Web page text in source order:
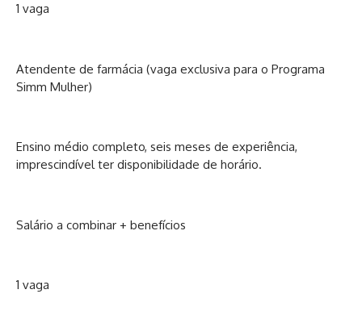
1 vaga
Atendente de farmácia (vaga exclusiva para o Programa
Simm Mulher)
Ensino médio completo, seis meses de experiência,
imprescindível ter disponibilidade de horário.
Salário a combinar + benefícios
1 vaga